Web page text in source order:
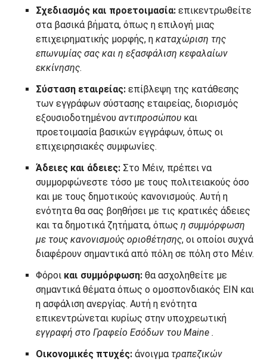
Σχεδιασμός και προετοιμασία: επικεντρωθείτε
στα βασικά βήματα, όπως η επιλογή μιας
επιχειρηματικής μορφής, η καταχώριση της
επωνυμίας σας και η εξασφάλιση κεφαλαίων
εκκίνησης.
Σύσταση εταιρείας: επίβλεψη της κατάθεσης
των εγγράφων σύστασης εταιρείας, διορισμός
εξουσιοδοτημένου αντιπροσώπου και
προετοιμασία βασικών εγγράφων, όπως οι
επιχειρησιακές συμφωνίες.
Άδειες και άδειες: Στο Μέιν, πρέπει να
συμμορφώνεστε τόσο με τους πολιτειακούς όσο
και με τους δημοτικούς κανονισμούς. Αυτή η
ενότητα θα σας βοηθήσει με τις κρατικές άδειες
και τα δημοτικά ζητήματα, όπως η συμμόρφωση
με τους κανονισμούς οριοθέτησης, οι οποίοι συχνά
διαφέρουν σημαντικά από πόλη σε πόλη στο Μέιν.
Φόροι και συμμόρφωση: θα ασχοληθείτε με
σημαντικά θέματα όπως ο ομοσπονδιακός EIN και
η ασφάλιση ανεργίας. Αυτή η ενότητα
επικεντρώνεται κυρίως στην υποχρεωτική
εγγραφή στο Γραφείο Εσόδων του Maine .
Οικονομικές πτυχές: άνοιγμα τραπεζικών